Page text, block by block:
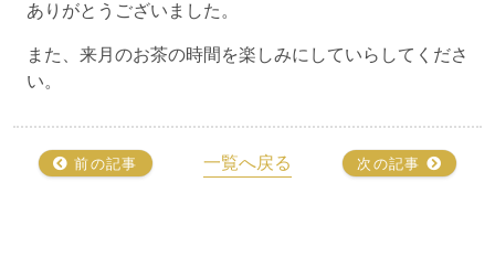
ありがとうございました。
また、来月のお茶の時間を楽しみにしていらしてくださ
い。
前の記事 一覧へ戻る 次の記事